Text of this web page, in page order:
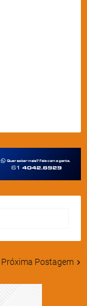
Próxima Postagem